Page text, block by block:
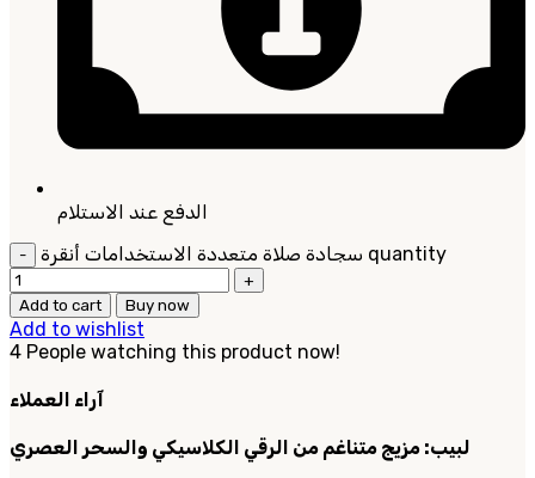
الدفع عند الاستلام
سجادة صلاة متعددة الاستخدامات أنقرة quantity
Add to cart Buy now
Add to wishlist
4 People watching this product now!
آراء العملاء
لبيب: مزيج متناغم من الرقي الكلاسيكي والسحر العصري